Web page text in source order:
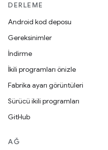
DERLEME
Android kod deposu
Gereksinimler
İndirme
İkili programları önizle
Fabrika ayarı görüntüleri
Sürücü ikili programları
GitHub
AĞ